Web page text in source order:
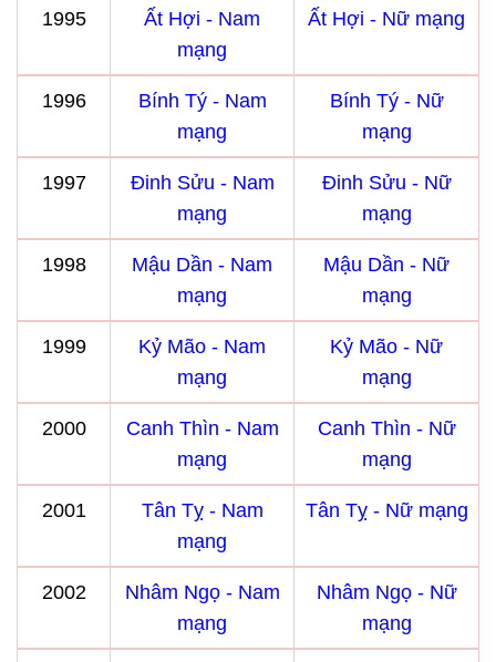
1995
Ất Hợi - Nam
mạng
Ất Hợi - Nữ mạng
1996
Bính Tý - Nam
mạng
Bính Tý - Nữ
mạng
1997
Đinh Sửu - Nam
mạng
Đinh Sửu - Nữ
mạng
1998
Mậu Dần - Nam
mạng
Mậu Dần - Nữ
mạng
1999
Kỷ Mão - Nam
mạng
Kỷ Mão - Nữ
mạng
2000
Canh Thìn - Nam
mạng
Canh Thìn - Nữ
mạng
2001
Tân Tỵ - Nam
mạng
Tân Tỵ - Nữ mạng
2002
Nhâm Ngọ - Nam
mạng
Nhâm Ngọ - Nữ
mạng